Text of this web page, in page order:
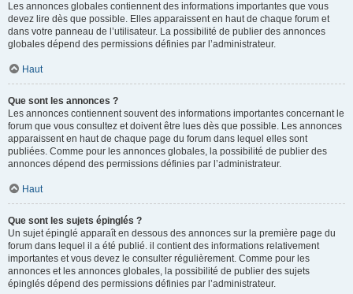
Les annonces globales contiennent des informations importantes que vous
devez lire dès que possible. Elles apparaissent en haut de chaque forum et
dans votre panneau de l’utilisateur. La possibilité de publier des annonces
globales dépend des permissions définies par l’administrateur.
Haut
Que sont les annonces ?
Les annonces contiennent souvent des informations importantes concernant le
forum que vous consultez et doivent être lues dès que possible. Les annonces
apparaissent en haut de chaque page du forum dans lequel elles sont
publiées. Comme pour les annonces globales, la possibilité de publier des
annonces dépend des permissions définies par l’administrateur.
Haut
Que sont les sujets épinglés ?
Un sujet épinglé apparaît en dessous des annonces sur la première page du
forum dans lequel il a été publié. il contient des informations relativement
importantes et vous devez le consulter régulièrement. Comme pour les
annonces et les annonces globales, la possibilité de publier des sujets
épinglés dépend des permissions définies par l’administrateur.